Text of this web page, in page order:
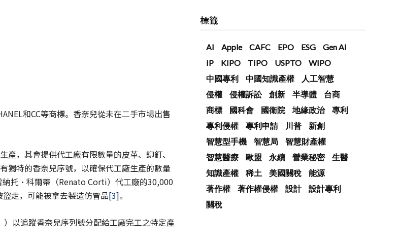
和CC等商標。香奈兒從未在二手市場出售
，其會提供代工廠有限數量的皮革、鉚釘、
獨特的香奈兒序號，以確保代工廠生產的數量
托·科爾蒂（Renato Corti）代工廠的30,000
走，可能被拿去製造仿冒品[3]。
以追蹤香奈兒序列號分配給工廠完工之特定產
標籤
AI Apple CAFC EPO ESG
Gen AI
IP
KIPO TIPO USPTO
WIPO
中國專利
中國知識產權
人工智慧
侵權
侵權訴訟 創新 半導體
台商
商標
國科會 國衛院 地緣政治
專利
專利侵權
專利申請 川普
新創
智慧型手機
智慧局
智慧財產權
智慧醫療
歐盟 永續 營業秘密
生醫
知識產權
稀土 美國關稅
能源
著作權
著作權侵權 設計
設計專利
關稅